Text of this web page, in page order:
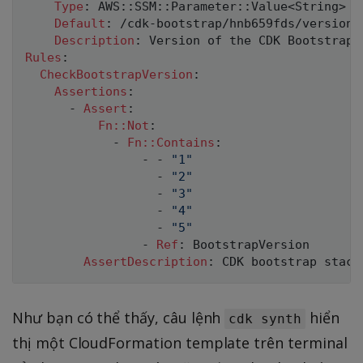
Type : AWS : : SSM: : Parameter: :Value<String>
Default : /cdk-bootstrap/hnb659fds/version
Description :
Version of the CDK
Rules :
CheckBootstrapVersion :
Assertions :
-
Assert :
Fn::Not :
-
Fn::Contains :
-
-
"1"
-
"2"
-
"3"
-
"4"
-
"5"
-
Ref :
BootstrapVersion
AssertDescription :
Như bạn có thể thấy, câu lệnh cdk synth
hiển
thị một CloudFormation template trên terminal